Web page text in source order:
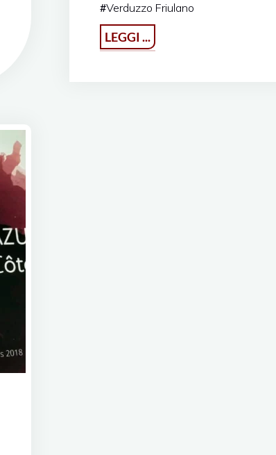
#Verduzzo Friulano
LEGGI ...